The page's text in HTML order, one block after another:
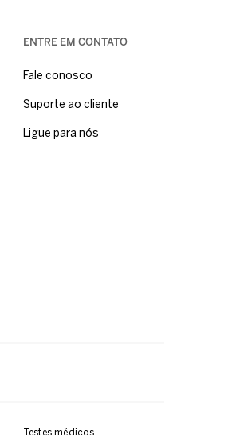
ENTRE EM CONTATO
Fale conosco
Suporte ao cliente
Ligue para nós
Testes médicos